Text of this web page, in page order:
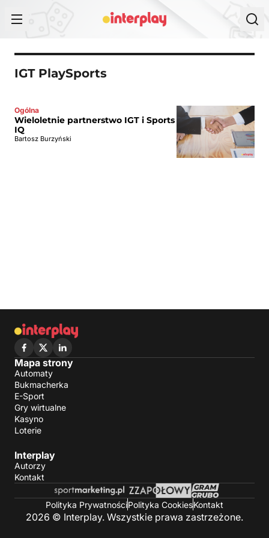
IGT PlaySports
Ogólna
Wieloletnie partnerstwo IGT i Sports
IQ
Bartosz Burzyński
Mapa strony
Automaty
Bukmacherka
E-Sport
Gry wirtualne
Kasyno
Loterie
Interplay
Autorzy
Kontakt
Polityka PrywatnościPolityka CookiesKontakt
2026 © Interplay. Wszystkie prawa zastrzeżone.